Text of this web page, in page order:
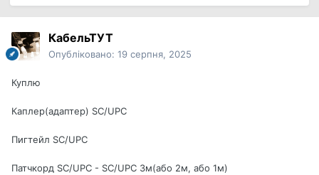
КабельТУТ
Опубліковано: 19 серпня, 2025
Куплю
Каплер(адаптер) SC/UPC
Пигтейл SC/UPC
Патчкорд SC/UPC - SC/UPC 3м(або 2м, або 1м)